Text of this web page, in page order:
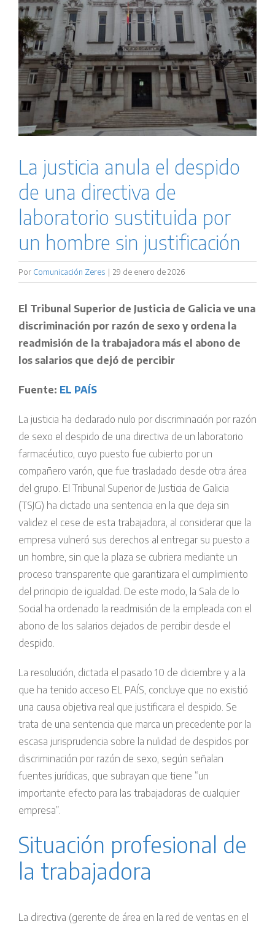
La justicia anula el despido
de una directiva de
laboratorio sustituida por
un hombre sin justificación
Por Comunicación Zeres | 29 de enero de 2026
El Tribunal Superior de Justicia de Galicia ve una
discriminación por razón de sexo y ordena la
readmisión de la trabajadora más el abono de
los salarios que dejó de percibir
Fuente: EL PAÍS
La justicia ha declarado nulo por discriminación por razón
de sexo el despido de una directiva de un laboratorio
farmacéutico, cuyo puesto fue cubierto por un
compañero varón, que fue trasladado desde otra área
del grupo. El Tribunal Superior de Justicia de Galicia
(TSJG) ha dictado una sentencia en la que deja sin
validez el cese de esta trabajadora, al considerar que la
empresa vulneró sus derechos al entregar su puesto a
un hombre, sin que la plaza se cubriera mediante un
proceso transparente que garantizara el cumplimiento
del principio de igualdad. De este modo, la Sala de lo
Social ha ordenado la readmisión de la empleada con el
abono de los salarios dejados de percibir desde el
despido.
La resolución, dictada el pasado 10 de diciembre y a la
que ha tenido acceso EL PAÍS, concluye que no existió
una causa objetiva real que justificara el despido. Se
trata de una sentencia que marca un precedente por la
escasa jurisprudencia sobre la nulidad de despidos por
discriminación por razón de sexo, según señalan
fuentes jurídicas, que subrayan que tiene “un
importante efecto para las trabajadoras de cualquier
empresa”.
Situación profesional de
la trabajadora
La directiva (gerente de área en la red de ventas en el